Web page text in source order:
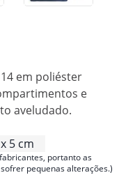
em poliéster
e
aveludado.
5 cm
portanto as
pequenas alterações.)